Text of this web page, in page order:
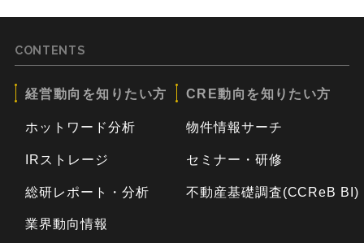
CONTENTS
経営動向を知りたい方
ホットワード分析
IRストレージ
総研レポート・分析
業界動向情報
CRE動向を知りたい方
物件情報サーチ
セミナー・研修
不動産基礎調査(CCReB BI)